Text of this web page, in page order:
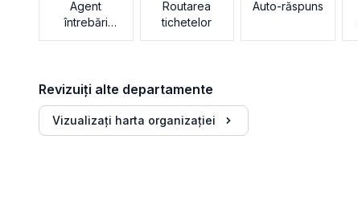
Agent
întrebări
frecvente
Routarea
tichetelor
Auto-răspuns
Revizuiți alte departamente
Vizualizați harta organizației